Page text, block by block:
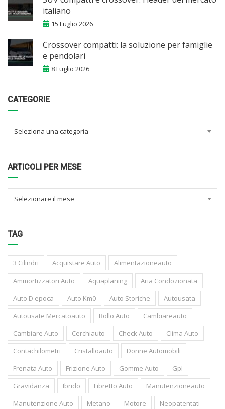
italiano
15 Luglio 2026
Crossover compatti: la soluzione per famiglie
e pendolari
8 Luglio 2026
CATEGORIE
Seleziona una categoria
ARTICOLI PER MESE
Selezionare il mese
TAG
3 Cilindri Acquistare Auto
Alimentazioneauto
Ammortizzatori Auto
Aquaplaning
Aria Condozionata
Auto D'epoca
Auto Km0 Auto Storiche
Autousata
Autousate Mercatoauto
Bollo Auto
Cambiareauto
Cambiare Auto
Cerchiauto Check Auto
Clima Auto
Contachilometri
Cristalloauto
Donne Automobili
Frenata Auto
Frizione Auto Gomme Auto
Gpl
Gravidanza
Ibrido Libretto Auto
Manutenzioneauto
Manutenzione Auto
Metano Motore
Neopatentati